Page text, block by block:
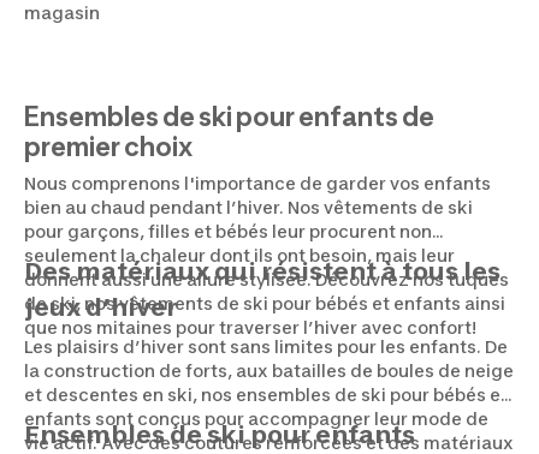
magasin
Ensembles de ski pour enfants de
premier choix
Nous comprenons l'importance de garder vos enfants
bien au chaud pendant l’hiver. Nos vêtements de ski
pour garçons, filles et bébés leur procurent non
seulement la chaleur dont ils ont besoin, mais leur
donnent aussi une allure stylisée. Découvrez nos tuques
de ski, nos vêtements de ski pour bébés et enfants ainsi
que nos mitaines pour traverser l’hiver avec confort!
Des matériaux qui résistent à tous les
jeux d’hiver
Les plaisirs d’hiver sont sans limites pour les enfants. De
la construction de forts, aux batailles de boules de neige
et descentes en ski, nos ensembles de ski pour bébés et
enfants sont conçus pour accompagner leur mode de
vie actif. Avec des coutures renforcées et des matériaux
Ensembles de ski pour enfants